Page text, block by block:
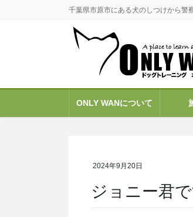
移
ン
移
千葉県市原市にある犬のしつけから警
ONLY WANについて
2024年9月20日
ジョニー君